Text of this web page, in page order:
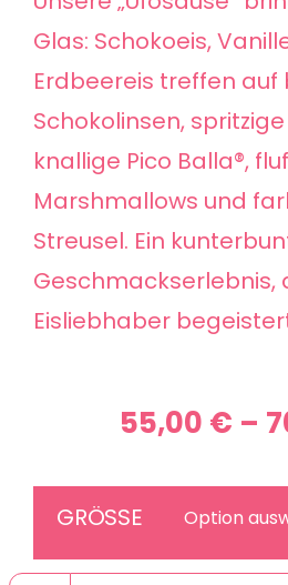
Glas: Schokoeis,
Erdbeereis treffen auf
Schokolinsen,
knallige Pico Balla®,
Marshmallows und
Streusel. Ein
Geschmackserlebnis,
Eisliebhaber
55,00€ –
GRÖSSE